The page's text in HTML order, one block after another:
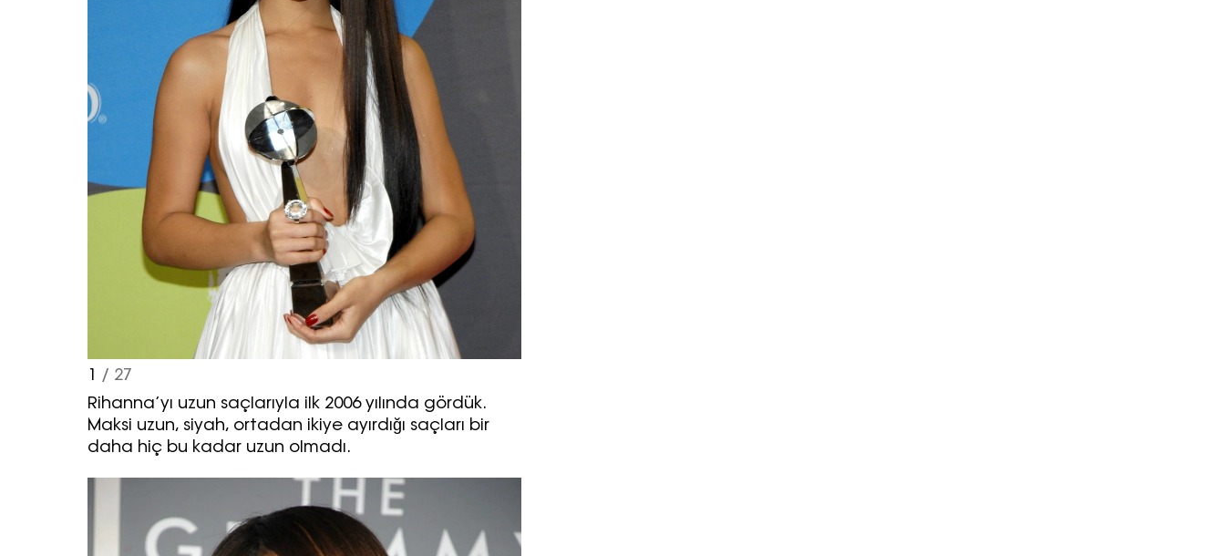
1 / 27
Rihanna’yı uzun saçlarıyla ilk 2006 yılında gördük.
Maksi uzun, siyah, ortadan ikiye ayırdığı saçları bir
daha hiç bu kadar uzun olmadı.